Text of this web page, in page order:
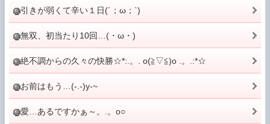
引きが弱くて辛い１日(´；ω；`)
無双、初当たり10回…(・ω・)
絶不調からの久々の快勝☆*:.。. o(≧▽≦)o .。.:*☆
お前はもう…(-.-)y-~
愛…あるですかぁ～。.。o○